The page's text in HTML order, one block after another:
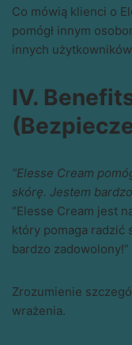
Co mówią klienci o
pomógł innym
innych
IV.
“Elesse Cream
skórę. Jestem
“Elesse Cream jest
który pomaga radzić
bardzo zadowolony!”
Zrozumienie
wrażenia.